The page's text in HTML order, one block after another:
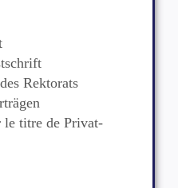
Rektorats
le titre de Privat-